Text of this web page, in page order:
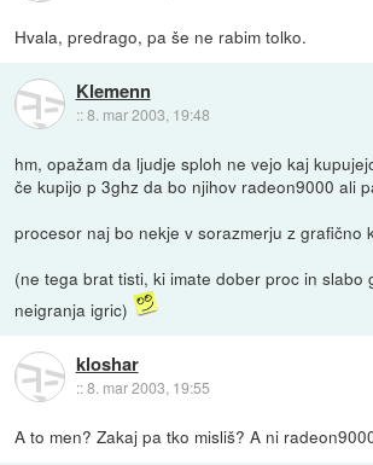
Hvala, predrago, pa še ne rabim tolko.
Klemenn
::8. mar 2003, 19:48
hm, opažam da ljudje sploh ne vejo kaj
če kupijo p 3ghz da bo njihov radeon9000 ali
procesor naj bo nekje v sorazmerju z grafično
(ne tega brat tisti, ki imate dober proc in slabo
neigranja igric)
kloshar
::8. mar 2003, 19:55
A to men? Zakaj pa tko misliš? A ni